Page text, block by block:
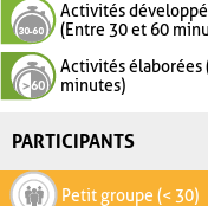
Activités
(Entre 30 et 60
Activités élaborées
minutes)
PARTICIPANTS
Petit groupe (< 30)